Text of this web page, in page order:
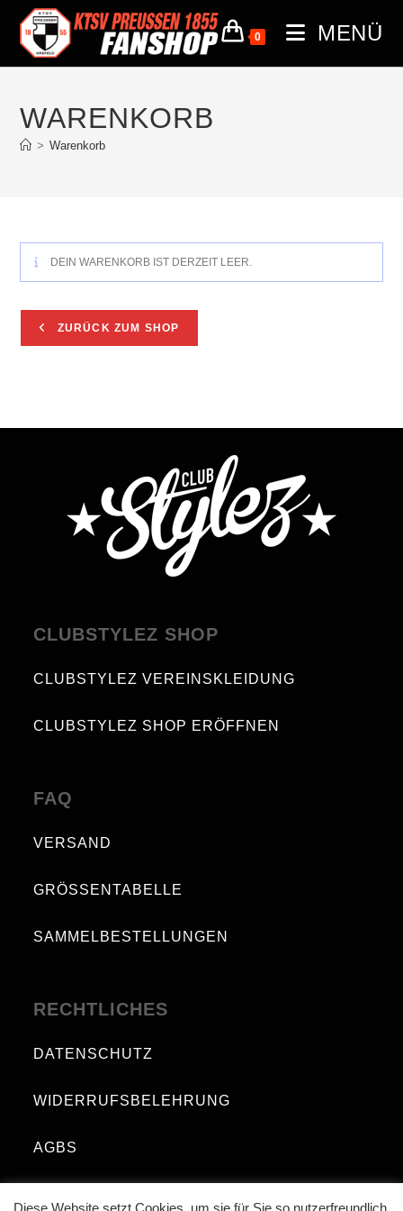
0 MENÜ
WARENKORB
> Warenkorb
DEIN WARENKORB IST DERZEIT LEER.
ZURÜCK ZUM SHOP
CLUBSTYLEZ SHOP
CLUBSTYLEZ VEREINSKLEIDUNG
CLUBSTYLEZ SHOP ERÖFFNEN
FAQ
VERSAND
GRÖSSENTABELLE
SAMMELBESTELLUNGEN
RECHTLICHES
DATENSCHUTZ
WIDERRUFSBELEHRUNG
AGBS
Diese Website setzt Cookies, um sie für Sie so nutzerfreundlich,